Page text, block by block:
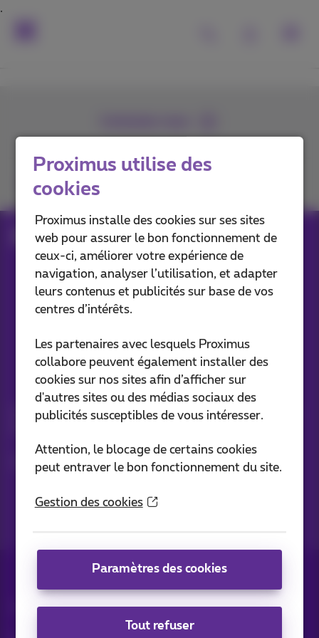
Proximus utilise des
cookies
Proximus installe des cookies sur ses sites
web pour assurer le bon fonctionnement de
ceux-ci, améliorer votre expérience de
navigation, analyser l’utilisation, et adapter
leurs contenus et publicités sur base de vos
centres d’intérêts.
Les partenaires avec lesquels Proximus
collabore peuvent également installer des
cookies sur nos sites afin d’afficher sur
d'autres sites ou des médias sociaux des
publicités susceptibles de vous intéresser.
Attention, le blocage de certains cookies
peut entraver le bon fonctionnement du site.
Gestion des cookies
Paramètres des cookies
Tout refuser
Retrouvez-nous sur
Search Page - Community
Nos applications
Vos infos par e-mail
Suivez les dernières actualités, offres ou promotions fraîches
C’est parti!
Tous droits réservés. ©2026Proximus